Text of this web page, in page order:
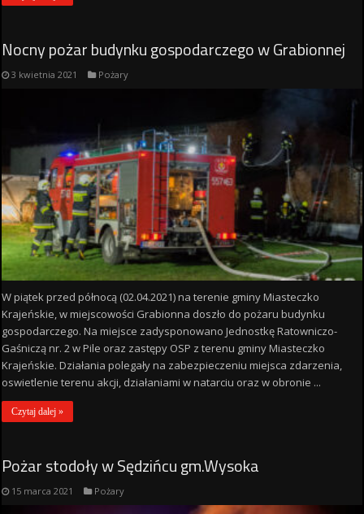
Nocny pożar budynku gospodarczego w Grabionnej
3 kwietnia 2021 Pożary
W piątek przed północą (02.04.2021) na terenie gminy Miasteczko
Krajeńskie, w miejscowości Grabionna doszło do pożaru budynku
gospodarczego. Na miejsce zadysponowano Jednostkę Ratowniczo-
Gaśniczą nr. 2 w Pile oraz zastępy OSP z terenu gminy Miasteczko
Krajeńskie. Działania polegały na zabezpieczeniu miejsca zdarzenia,
oswietlenie terenu akcji, działaniami w natarciu oraz w obronie ...
Czytaj dalej »
Pożar stodoły w Sędzińcu gm.Wysoka
15 marca 2021 Pożary